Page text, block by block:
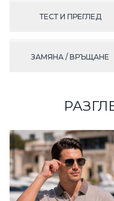
ТЕСТ И ПРЕГЛЕД
ЗАМЯНА / ВРЪЩАНЕ